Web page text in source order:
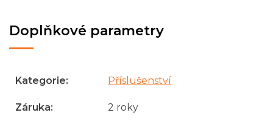
Doplňkové parametry
Kategorie: Příslušenství
Záruka: 2 roky